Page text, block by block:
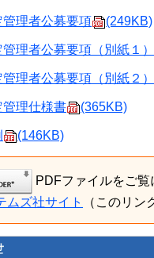
理者公募要項 (249KB)
理者公募要項（別紙１）
理者公募要項（別紙２）
理仕様書 (365KB)
(146KB)
PDFファイルをご覧
ムズ社サイト
（このリ